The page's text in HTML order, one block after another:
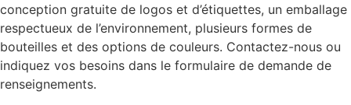
conception gratuite de logos et d’étiquettes, un emballage
respectueux de l’environnement, plusieurs formes de
bouteilles et des options de couleurs. Contactez-nous ou
indiquez vos besoins dans le formulaire de demande de
renseignements.